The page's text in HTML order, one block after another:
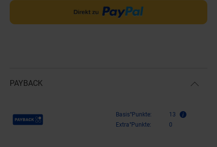
PAYBACK
Payback Punkte Basis°Punkte:
13
Extra°Punkte:
0